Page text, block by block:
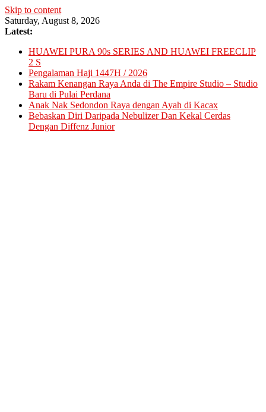
Skip to content
Saturday, August 8, 2026
Latest:
HUAWEI PURA 90s SERIES AND HUAWEI FREECLIP
2 S
Pengalaman Haji 1447H / 2026
Rakam Kenangan Raya Anda di The Empire Studio – Studio
Baru di Pulai Perdana
Anak Nak Sedondon Raya dengan Ayah di Kacax
Bebaskan Diri Daripada Nebulizer Dan Kekal Cerdas
Dengan Diffenz Junior